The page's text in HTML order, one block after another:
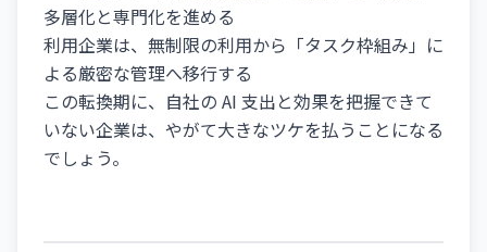
多層化と専門化を進める
利用企業は、無制限の利用から「タスク枠組み」に
よる厳密な管理へ移行する
この転換期に、自社の AI 支出と効果を把握できて
いない企業は、やがて大きなツケを払うことになる
でしょう。